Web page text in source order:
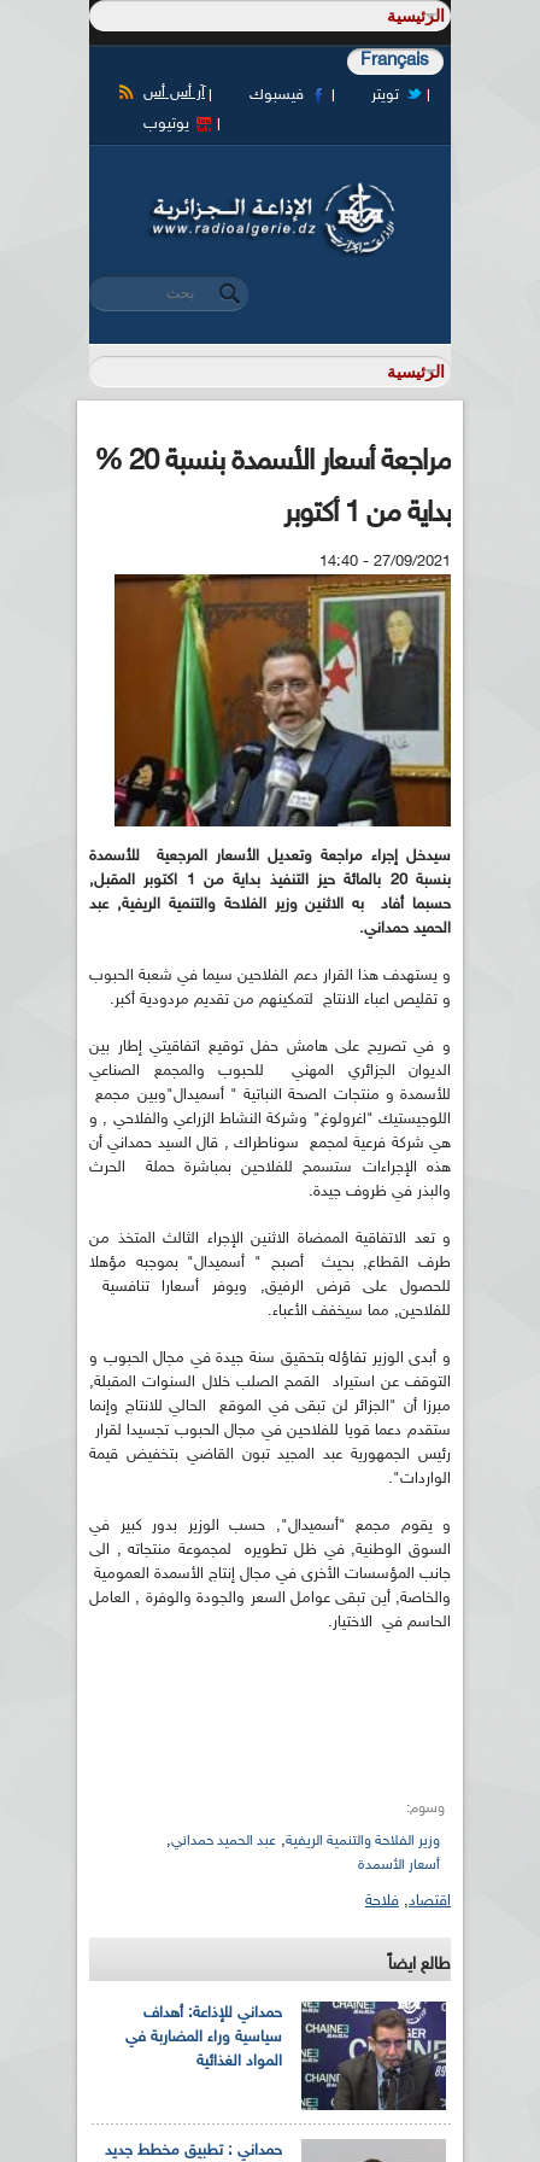
Français
آر أس أس فيسبوك
تويتر
يوتيوب
استمارة البحث
‏بحث ‏
مراجعة أسعار الأسمدة بنسبة 20 %
بداية من 1 أكتوبر
27/09/2021 - 14:40
سيدخل إجراء مراجعة وتعديل الأسعار المرجعية للأسمدة
بنسبة 20 بالمائة حيز التنفيذ بداية من 1 اكتوبر المقبل,
حسبما أفاد به الاثنين وزير الفلاحة والتنمية الريفية, عبد
الحميد حمداني.
و يستهدف هذا القرار دعم الفلاحين سيما في شعبة الحبوب
و تقليص اعباء الانتاج لتمكينهم من تقديم مردودية أكبر.
و في تصريح على هامش حفل توقيع اتفاقيتي إطار بين
الديوان الجزائري المهني للحبوب والمجمع الصناعي
للأسمدة و منتجات الصحة النباتية " أسميدال"وبين مجمع
اللوجيستيك "اغرولوغ" وشركة النشاط الزراعي والفلاحي , و
هي شركة فرعية لمجمع سوناطراك , قال السيد حمداني أن
هذه الإجراءات ستسمح للفلاحين بمباشرة حملة الحرث
والبذر في ظروف جيدة.
و تعد الاتفاقية الممضاة الاثنين الإجراء الثالث المتخذ من
طرف القطاع, بحيث أصبح " أسميدال" بموجبه مؤهلا
للحصول على قرض الرفيق, ويوفر أسعارا تنافسية
للفلاحين, مما سيخفف الأعباء.
و أبدى الوزير تفاؤله بتحقيق سنة جيدة في مجال الحبوب و
التوقف عن استيراد القمح الصلب خلال السنوات المقبلة,
مبرزا أن "الجزائر لن تبقى في الموقع الحالي للانتاج وإنما
ستقدم دعما قويا للفلاحين في مجال الحبوب تجسيدا لقرار
رئيس الجمهورية عبد المجيد تبون القاضي بتخفيض قيمة
الواردات".
و يقوم مجمع "أسميدال", حسب الوزير بدور كبير في
السوق الوطنية, في ظل تطويره لمجموعة منتجاته , الى
جانب المؤسسات الأخرى في مجال إنتاج الأسمدة العمومية
والخاصة, أين تبقى عوامل السعر والجودة والوفرة , العامل
الحاسم في الاختيار.
وسوم:
وزير الفلاحة والتنمية الريفية, عبد الحميد حمداني,
أسعار الأسمدة
اقتصاد, فلاحة
طالع ايضاً
حمداني للإذاعة: أهداف
سياسية وراء المضاربة في
المواد الغذائية
حمداني : تطبيق مخطط جديد